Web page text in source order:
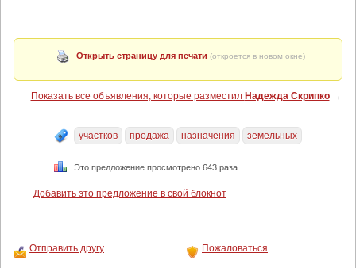
Открыть страницу для печати (откроется в новом окне)
Показать все объявления, которые разместил Надежда Скрипко→
участков продажа назначения земельных
Это предложение просмотрено 643 раза
Добавить это предложение в свой блокнот
Отправить другу Пожаловаться